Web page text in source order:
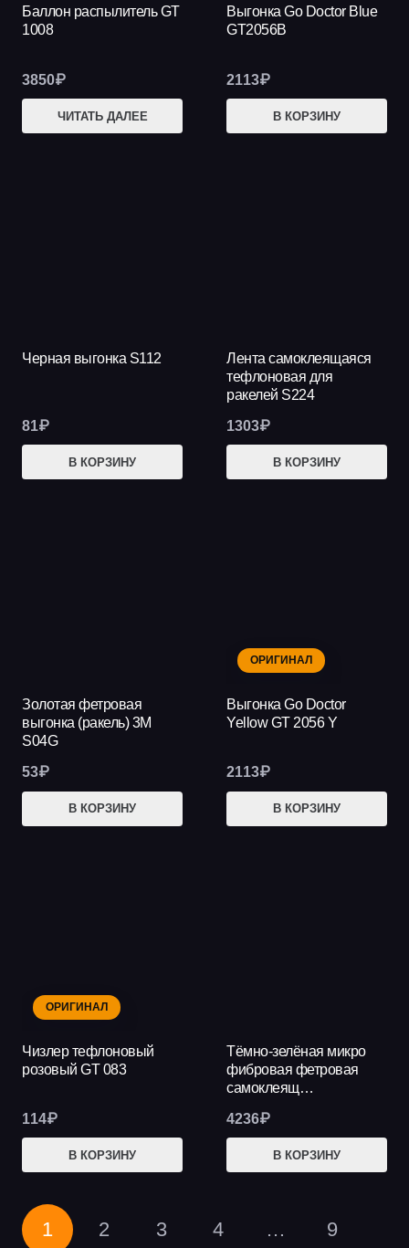
Баллон распылитель GT
1008
3850₽
ЧИТАТЬ ДАЛЕЕ
Выгонка Go Doctor Blue
GT2056B
2113₽
В КОРЗИНУ
Черная выгонка S112
81₽
В КОРЗИНУ
Лента самоклеящаяся
тефлоновая для
ракелей S224
1303₽
В КОРЗИНУ
Золотая фетровая
выгонка (ракель) 3М
S04G
53₽
В КОРЗИНУ
ОРИГИНАЛ
Выгонка Go Doctor
Yellow GT 2056 Y
2113₽
В КОРЗИНУ
ОРИГИНАЛ
Чизлер тефлоновый
розовый GT 083
114₽
В КОРЗИНУ
Тёмно-зелёная микро
фибровая фетровая
самоклеящ…
4236₽
В КОРЗИНУ
1 2 3 4 … 9